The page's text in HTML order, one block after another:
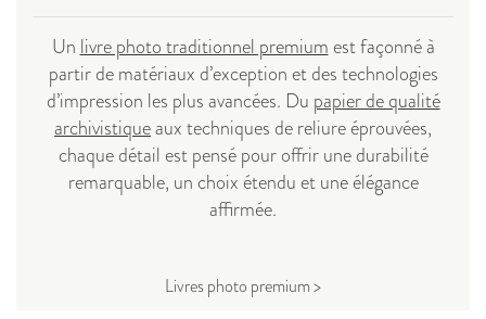
Un livre photo traditionnel premium est façonné à
partir de matériaux d’exception et des technologies
d’impression les plus avancées. Du papier de qualité
archivistiqueaux techniques de reliure éprouvées,
chaque détail est pensé pour offrir une durabilité
remarquable, un choix étendu et une élégance
affirmée.
Livres photo premium >